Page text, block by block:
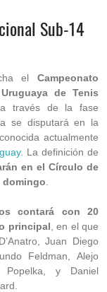
Sub-14
el Campeonato
de Tenis
través de la fase
se disputará en la
actualmente
. La definición de
en el Círculo de
domingo
contará con 20
principal , en el que
Juan Diego
Feldman, Alejo
Popelka, y Daniel